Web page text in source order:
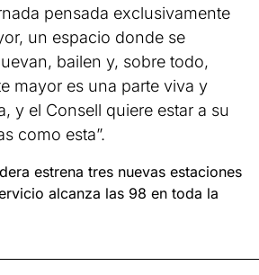
pensada exclusivamente
un espacio donde se
bailen y, sobre todo,
mayor es una parte viva y
y el Consell quiere estar a su
como esta”.
estrena tres nuevas estaciones
alcanza las 98 en toda la